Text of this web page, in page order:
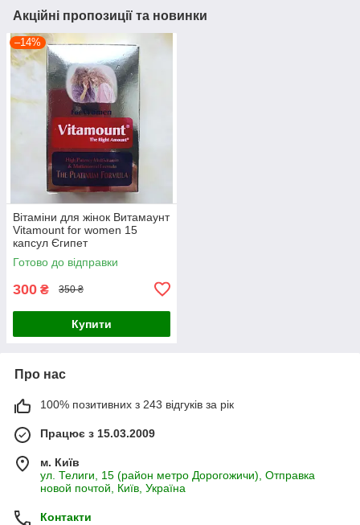
Акційні пропозиції та новинки
–14%
Вітаміни для жінок Витамаунт
Vitamount for women 15
капсул Єгипет
Готово до відправки
300 ₴ 350 ₴
Купити
Про нас
100% позитивних з 243 відгуків за рік
Працює з 15.03.2009
м. Київ
ул. Телиги, 15 (район метро Дорогожичи), Отправка
новой почтой, Київ, Україна
Контакти